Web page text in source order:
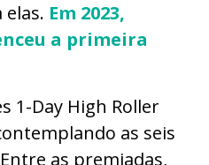
Em 2023,
a primeira
1-Day High Roller
as seis
as premiadas,